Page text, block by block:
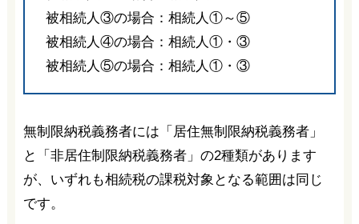
被相続人③の場合：相続人①～⑤
被相続人④の場合：相続人①・③
被相続人⑤の場合：相続人①・③
無制限納税義務者には「居住無制限納税義務者」
と「非居住制限納税義務者」の2種類があります
が、いずれも相続税の課税対象となる範囲は同じ
です。